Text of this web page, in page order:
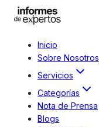
Inicio
Sobre Nosotros
Servicios
Categorías
Nota de Prensa
Blogs